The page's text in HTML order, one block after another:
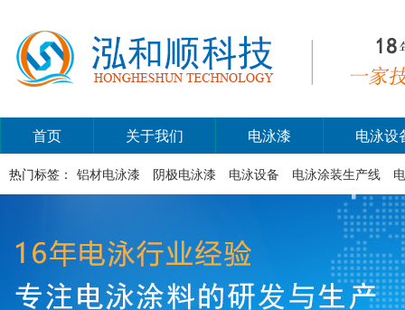
首页 关于我们 电泳漆 电泳设
热门标签： 铝材电泳漆 阴极电泳漆 电泳设备 电泳涂装生产线